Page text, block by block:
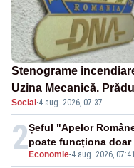
Stenograme
Uzina Mecanică.
SAFE, interceptată de
Social ·4 aug. 2026, 07:37
2 Economie-4 aug. 2026, 07:41
Șeful "Apelor
poate funcționa doar